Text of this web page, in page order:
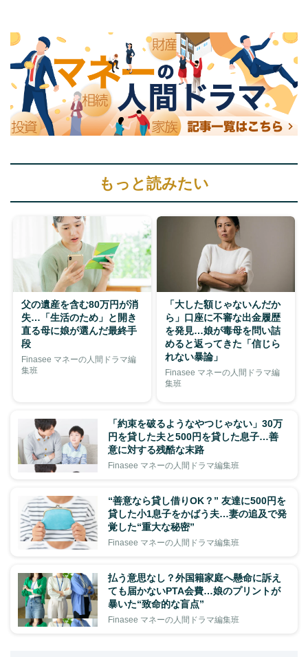
もっと読みたい
父の遺産を含む80万円が消
失…「生活のため」と開き
直る母に娘が選んだ最終手
段
Finasee マネーの人間ドラマ編
集班
「大した額じゃないんだか
ら」口座に不審な出金履歴
を発見…娘が毒母を問い詰
めると返ってきた「信じら
れない暴論」
Finasee マネーの人間ドラマ編
集班
「約束を破るようなやつじゃない」30万
円を貸した夫と500円を貸した息子…善
意に対する残酷な末路
Finasee マネーの人間ドラマ編集班
“善意なら貸し借りOK？” 友達に500円を
貸した小1息子をかばう夫…妻の追及で発
覚した“重大な秘密”
Finasee マネーの人間ドラマ編集班
払う意思なし？外国籍家庭へ懸命に訴え
ても届かないPTA会費…娘のプリントが
暴いた“致命的な盲点”
Finasee マネーの人間ドラマ編集班